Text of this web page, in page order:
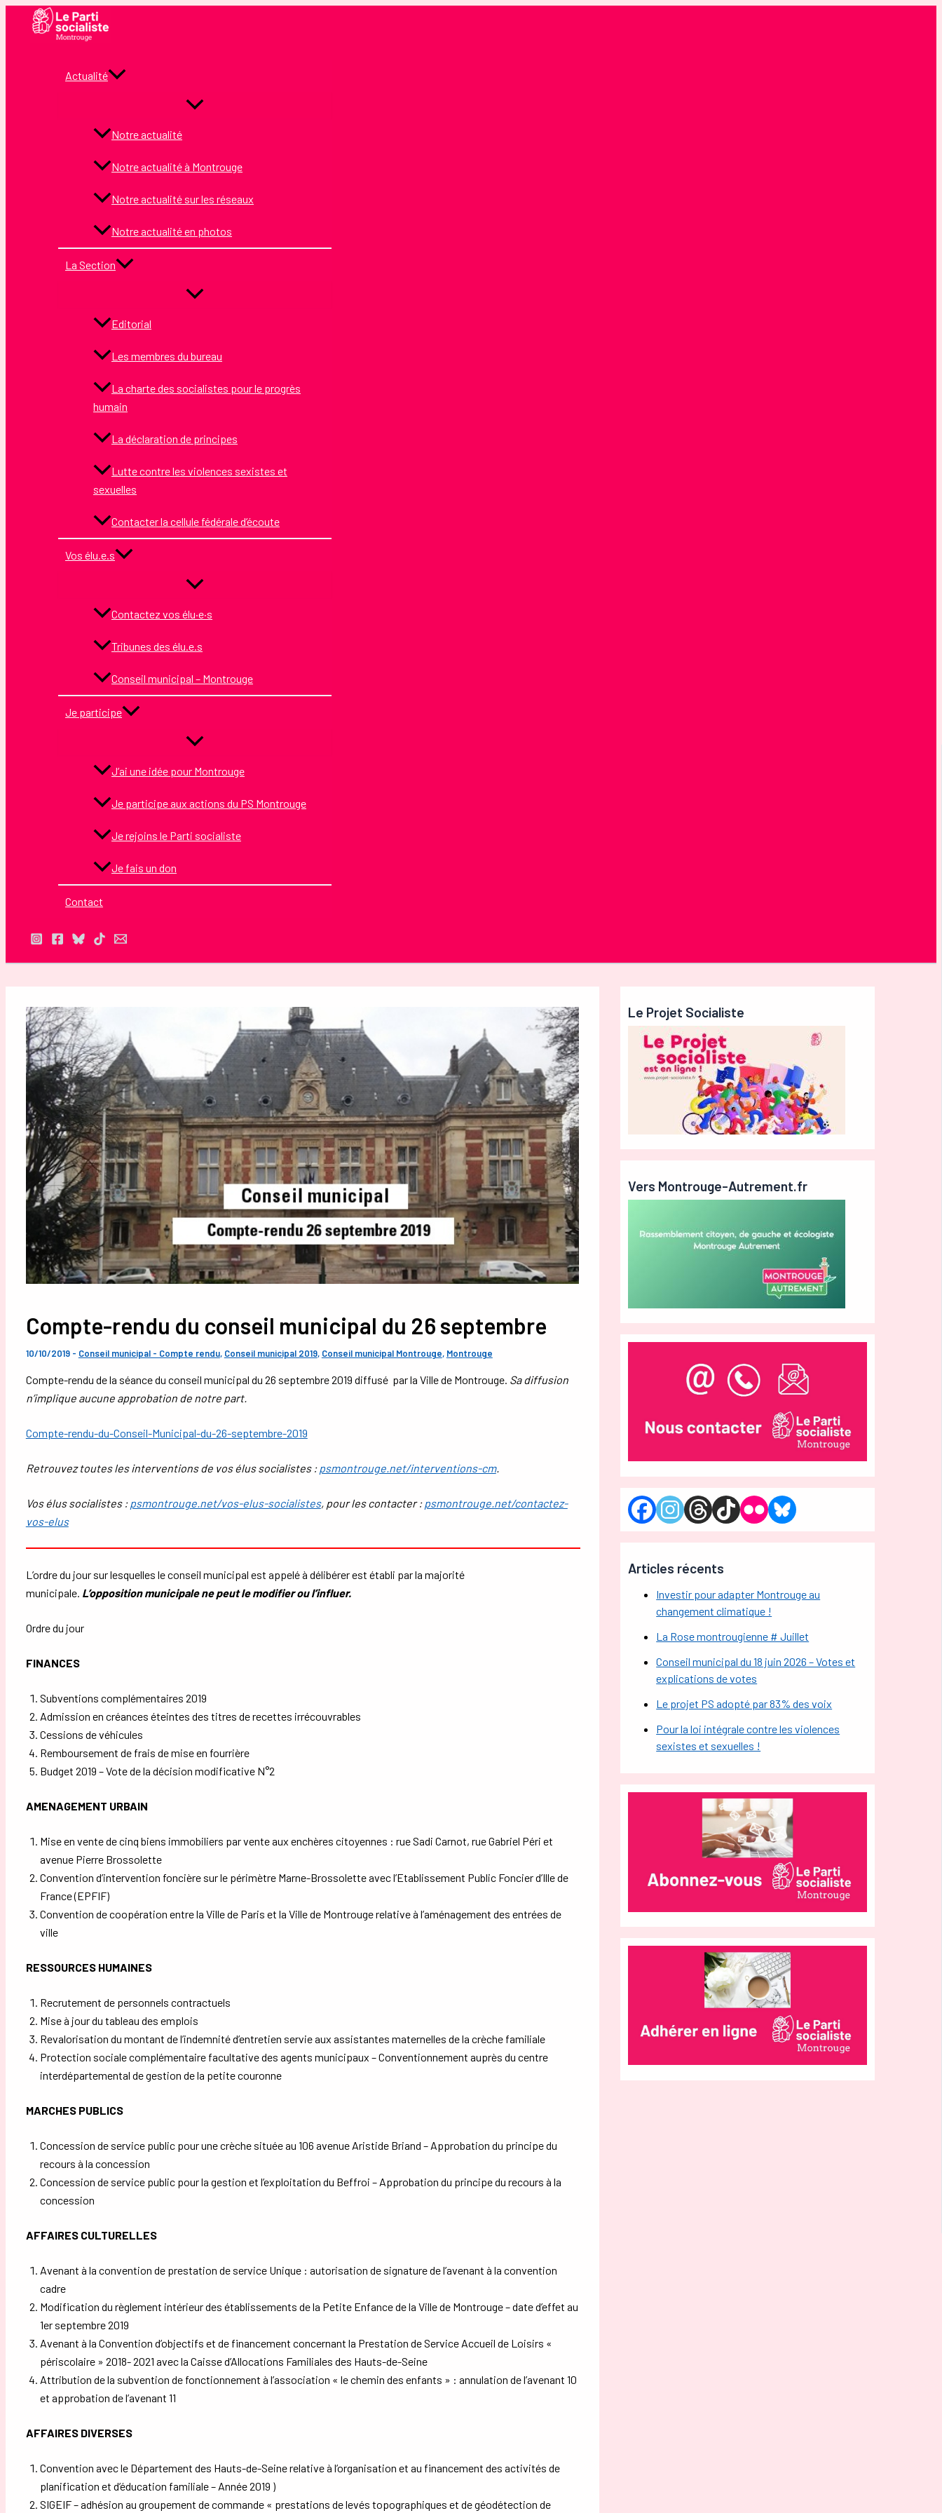
Actualité
Notre actualité
Notre actualité à Montrouge
Notre actualité sur les réseaux
Notre actualité en photos
La Section
Editorial
Les membres du bureau
La charte des socialistes pour le progrès
humain
La déclaration de principes
Lutte contre les violences sexistes et
sexuelles
Contacter la cellule fédérale d’écoute
Vos élu.e.s
Contactez vos élu·e·s
Tribunes des élu.e.s
Conseil municipal – Montrouge
Je participe
J’ai une idée pour Montrouge
Je participe aux actions du PS Montrouge
Je rejoins le Parti socialiste
Je fais un don
Contact
Compte-rendu du conseil municipal du 26 septembre
10/10/2019 - Conseil municipal - Compte rendu, Conseil municipal 2019, Conseil municipal Montrouge, Montrouge
Compte-rendu de la séance du conseil municipal du 26 septembre 2019 diffusé par la Ville de Montrouge. Sa diffusion
n’implique aucune approbation de notre part.
Compte-rendu-du-Conseil-Municipal-du-26-septembre-2019
Retrouvez toutes les interventions de vos élus socialistes :psmontrouge.net/interventions-cm.
Vos élus socialistes :psmontrouge.net/vos-elus-socialistes, pour les contacter :psmontrouge.net/contactez-
vos-elus
L’ordre du jour sur lesquelles le conseil municipal est appelé à délibérer est établi par la majorité
municipale. L’opposition municipale ne peut le modifier ou l’influer.
Ordre du jour
FINANCES
Subventions complémentaires 2019
Admission en créances éteintes des titres de recettes irrécouvrables
Cessions de véhicules
Remboursement de frais de mise en fourrière
Budget 2019 – Vote de la décision modificative N°2
AMENAGEMENT URBAIN
Mise en vente de cinq biens immobiliers par vente aux enchères citoyennes : rue Sadi Carnot, rue Gabriel Péri et
avenue Pierre Brossolette
Convention d’intervention foncière sur le périmètre Marne-Brossolette avec l’Etablissement Public Foncier d’Ille de
France (EPFIF)
Convention de coopération entre la Ville de Paris et la Ville de Montrouge relative à l’aménagement des entrées de
ville
RESSOURCES HUMAINES
Recrutement de personnels contractuels
Mise à jour du tableau des emplois
Revalorisation du montant de l’indemnité d’entretien servie aux assistantes maternelles de la crèche familiale
Protection sociale complémentaire facultative des agents municipaux – Conventionnement auprès du centre
interdépartemental de gestion de la petite couronne
MARCHES PUBLICS
Concession de service public pour une crèche située au 106 avenue Aristide Briand – Approbation du principe du
recours à la concession
Concession de service public pour la gestion et l’exploitation du Beffroi – Approbation du principe du recours à la
concession
AFFAIRES CULTURELLES
Avenant à la convention de prestation de service Unique : autorisation de signature de l’avenant à la convention
cadre
Modification du règlement intérieur des établissements de la Petite Enfance de la Ville de Montrouge – date d’effet au
1er septembre 2019
Avenant à la Convention d’objectifs et de financement concernant la Prestation de Service Accueil de Loisirs «
périscolaire » 2018- 2021 avec la Caisse d’Allocations Familiales des Hauts-de-Seine
Attribution de la subvention de fonctionnement à l’association « le chemin des enfants » : annulation de l’avenant 10
et approbation de l’avenant 11
AFFAIRES DIVERSES
Convention avec le Département des Hauts-de-Seine relative à l’organisation et au financement des activités de
planification et d’éducation familiale – Année 2019 )
SIGEIF – adhésion au groupement de commande « prestations de levés topographiques et de géodétection de
Le Projet Socialiste
Vers Montrouge-Autrement.fr
Articles récents
Investir pour adapter Montrouge au
changement climatique !
La Rose montrougienne # Juillet
Conseil municipal du 18 juin 2026 – Votes et
explications de votes
Le projet PS adopté par 83% des voix
Pour la loi intégrale contre les violences
sexistes et sexuelles !